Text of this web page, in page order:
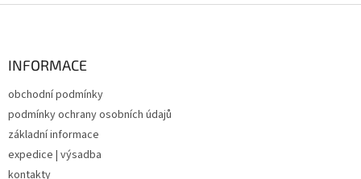
INFORMACE
obchodní podmínky
podmínky ochrany osobních údajů
základní informace
expedice | výsadba
kontakty